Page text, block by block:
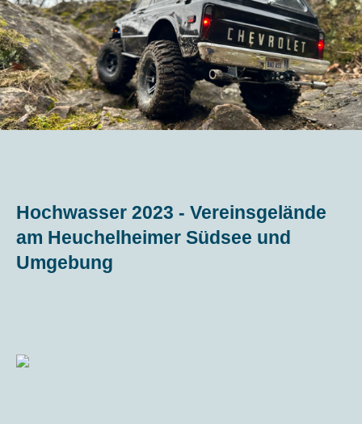
Hochwasser 2023 - Vereinsgelände
am Heuchelheimer Südsee und
Umgebung